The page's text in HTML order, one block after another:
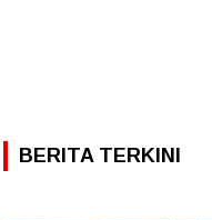
BERITA TERKINI